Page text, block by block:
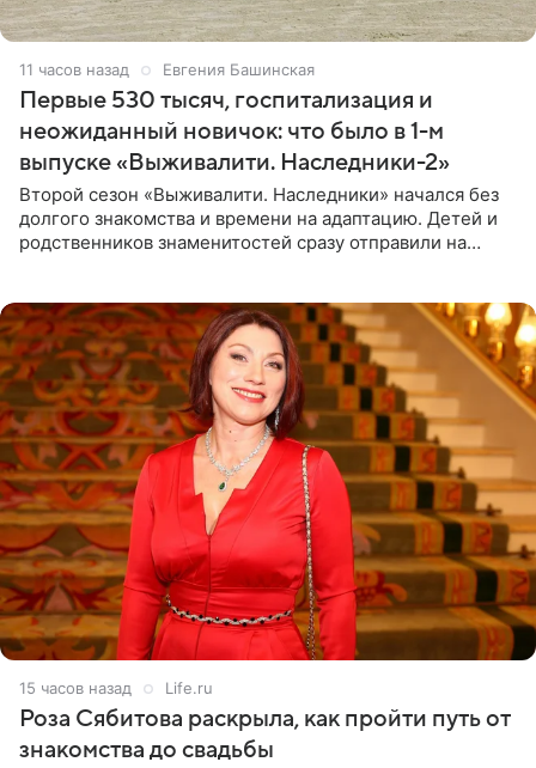
11 часов назад Евгения Башинская
Первые 530 тысяч, госпитализация и
неожиданный новичок: что было в 1-м
выпуске «Выживалити. Наследники-2»
Второй сезон «Выживалити. Наследники» начался без
долгого знакомства и времени на адаптацию. Детей и
родственников знаменитостей сразу отправили на
15 часов назад Life.ru
Роза Сябитова раскрыла, как пройти путь от
знакомства до свадьбы